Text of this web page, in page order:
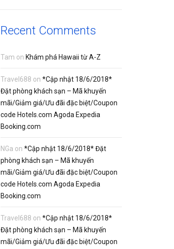
Recent Comments
Tam on Khám phá Hawaii từ A-Z
Travel688 on *Cập nhật 18/6/2018*
Đặt phòng khách sạn – Mã khuyến
mãi/Giảm giá/Ưu đãi đặc biệt/Coupon
code Hotels.com Agoda Expedia
Booking.com
NGa on *Cập nhật 18/6/2018* Đặt
phòng khách sạn – Mã khuyến
mãi/Giảm giá/Ưu đãi đặc biệt/Coupon
code Hotels.com Agoda Expedia
Booking.com
Travel688 on *Cập nhật 18/6/2018*
Đặt phòng khách sạn – Mã khuyến
mãi/Giảm giá/Ưu đãi đặc biệt/Coupon